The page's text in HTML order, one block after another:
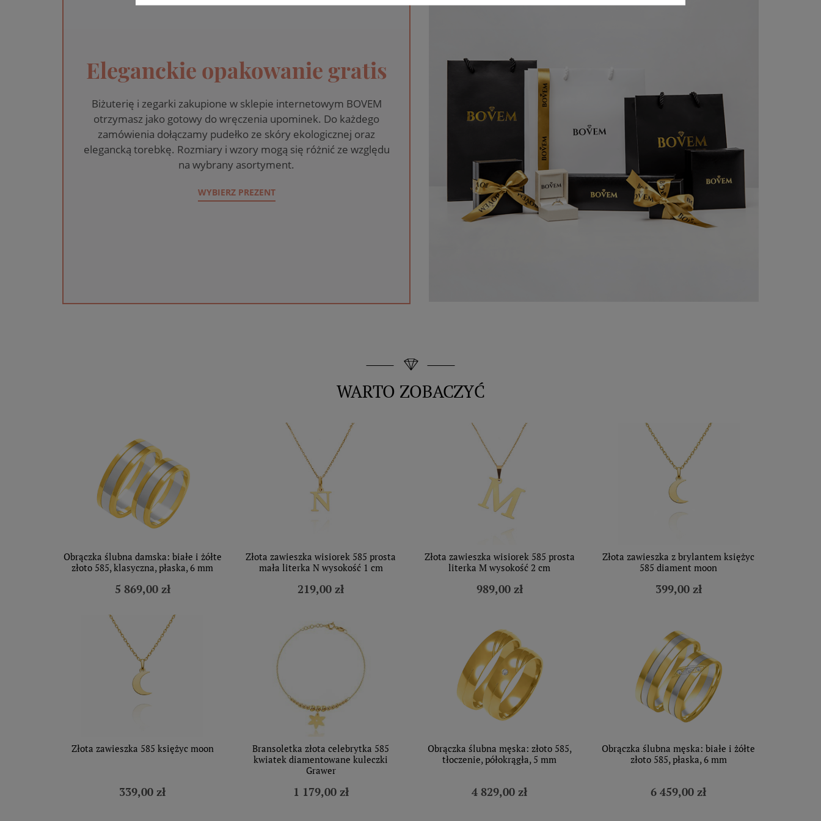
Eleganckie opakowanie gratis
Biżuterię i zegarki zakupione w sklepie internetowym BOVEM
otrzymasz jako gotowy do wręczenia upominek. Do każdego
zamówienia dołączamy pudełko ze skóry ekologicznej oraz
elegancką torebkę. Rozmiary i wzory mogą się różnić ze względu
na wybrany asortyment.
WYBIERZ PREZENT
WARTO ZOBACZYĆ
Obrączka ślubna damska: białe i żółte
złoto 585, klasyczna, płaska, 6 mm
5 869,00 zł
Złota zawieszka wisiorek 585 prosta
mała literka N wysokość 1 cm
219,00 zł
Złota zawieszka wisiorek 585 prosta
literka M wysokość 2 cm
989,00 zł
Złota zawieszka z brylantem księżyc
585 diament moon
399,00 zł
Złota zawieszka 585 księżyc moon
339,00 zł
Bransoletka złota celebrytka 585
kwiatek diamentowane kuleczki
Grawer
1 179,00 zł
Obrączka ślubna męska: złoto 585,
tłoczenie, półokrągła, 5 mm
4 829,00 zł
Obrączka ślubna męska: białe i żółte
złoto 585, płaska, 6 mm
6 459,00 zł